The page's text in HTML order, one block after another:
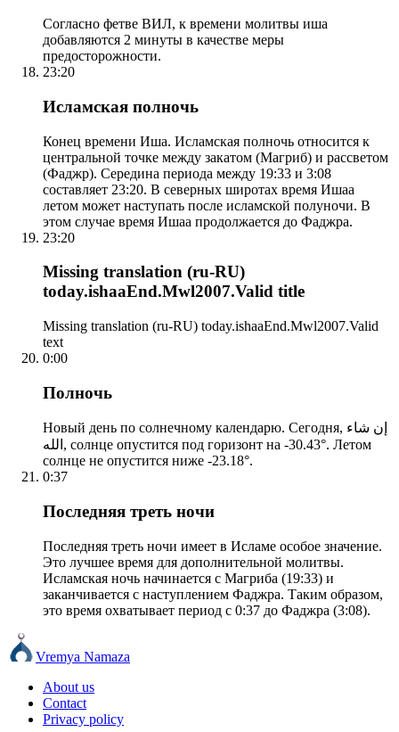
Согласно фетве ВИЛ, к времени молитвы иша
добавляются 2 минуты в качестве меры
предосторожности.
23:20
Исламская полночь
Конец времени Иша. Исламская полночь относится к
центральной точке между закатом (Магриб) и рассветом
(Фаджр). Середина периода между 19:33 и 3:08
составляет 23:20. В северных широтах время Ишаа
летом может наступать после исламской полуночи. В
этом случае время Ишаа продолжается до Фаджра.
23:20
Missing translation (ru-RU)
today.ishaaEnd.Mwl2007.Valid title
Missing translation (ru-RU) today.ishaaEnd.Mwl2007.Valid
text
0:00
Полночь
Новый день по солнечному календарю. Сегодня, إن شاء
الله, солнце опустится под горизонт на -30.43°. Летом
солнце не опустится ниже -23.18°.
0:37
Последняя треть ночи
Последняя треть ночи имеет в Исламе особое значение.
Это лучшее время для дополнительной молитвы.
Исламская ночь начинается с Магриба (19:33) и
заканчивается с наступлением Фаджра. Таким образом,
это время охватывает период с 0:37 до Фаджра (3:08).
Vremya Namaza
About us
Contact
Privacy policy